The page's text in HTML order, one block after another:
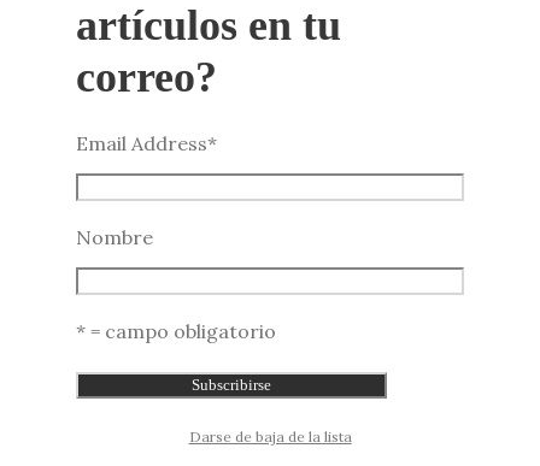
artículos en tu
correo?
Email Address*
Nombre
* = campo obligatorio
Darse de baja de la lista